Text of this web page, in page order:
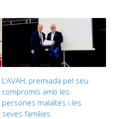
L’AVAH, premiada pel seu
compromís amb les
persones malaltes i les
seves famílies